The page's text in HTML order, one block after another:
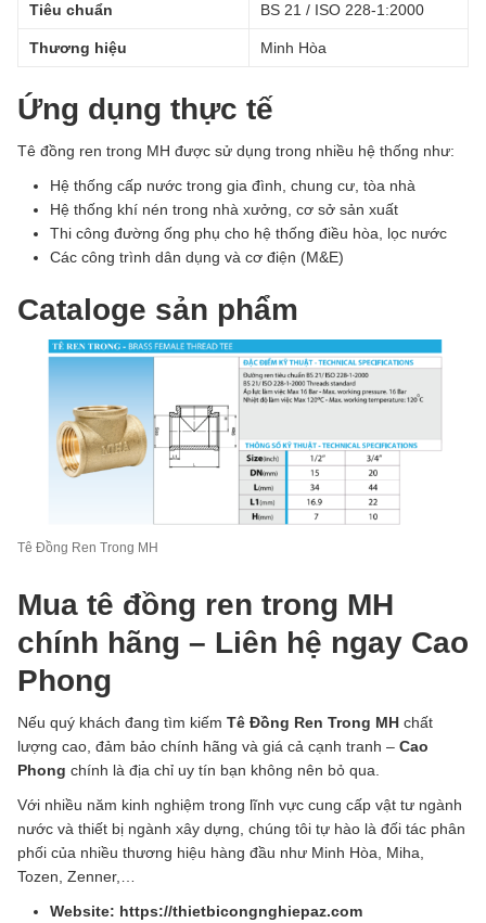
Tiêu chuẩn BS 21 / ISO 228-1:2000
Thương hiệu Minh Hòa
Ứng dụng thực tế
Tê đồng ren trong MH được sử dụng trong nhiều hệ thống như:
Hệ thống cấp nước trong gia đình, chung cư, tòa nhà
Hệ thống khí nén trong nhà xưởng, cơ sở sản xuất
Thi công đường ống phụ cho hệ thống điều hòa, lọc nước
Các công trình dân dụng và cơ điện (M&E)
Cataloge sản phẩm
Tê Đồng Ren Trong MH
Mua tê đồng ren trong MH
chính hãng – Liên hệ ngay Cao
Phong
Nếu quý khách đang tìm kiếm Tê Đồng Ren Trong MH chất
lượng cao, đảm bảo chính hãng và giá cả cạnh tranh – Cao
Phong chính là địa chỉ uy tín bạn không nên bỏ qua.
Với nhiều năm kinh nghiệm trong lĩnh vực cung cấp vật tư ngành
nước và thiết bị ngành xây dựng, chúng tôi tự hào là đối tác phân
phối của nhiều thương hiệu hàng đầu như Minh Hòa, Miha,
Tozen, Zenner,…
Website: https://thietbicongnghiepaz.com